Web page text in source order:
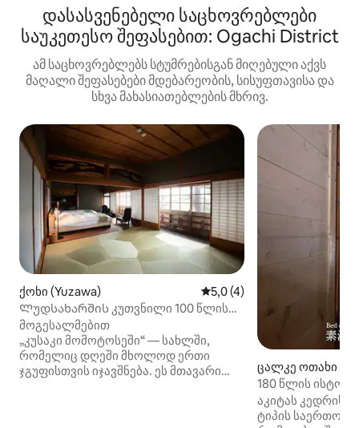
დასასვენებელი საცხოვრებლები
საუკეთესო შეფასებით: Ogachi District
ამ საცხოვრებლებს სტუმრებისგან მიღებული აქვს
მაღალი შეფასებები მდებარეობის, სისუფთავისა და
სხვა მახასიათებლების მხრივ.
ქოხი (Yuzawa) საშუალო შეფასებაა
5,0 (4)
Ლუდსახარშის კუთვნილი 100 წლის
წინანდელი სასახლის რემონტი
მოგესალმებით
„კუსაკი მომოტოსეში“ — სახლში,
რომელიც დღეში მხოლოდ ერთი
ჯგუფისთვის იჯავშნება. ეს მთავარი
ცალკე ოთახი
180 წლის
მიწის
[4 საწოლი | 1
აკიტას
ტიპის საერთო